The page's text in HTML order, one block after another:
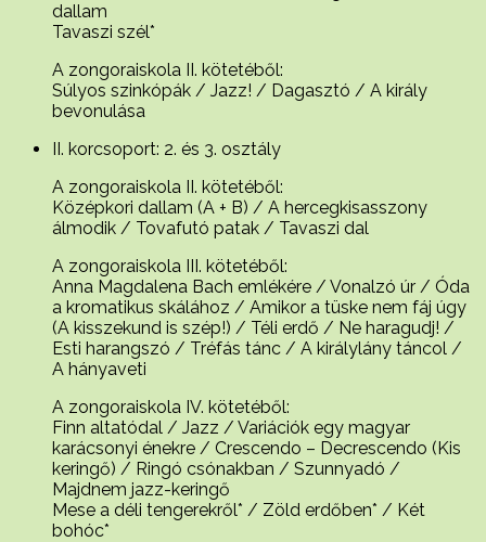
dallam
Tavaszi szél*
A zongoraiskola II. kötetéből:
Súlyos szinkópák / Jazz! / Dagasztó / A király
bevonulása
II. korcsoport: 2. és 3. osztály
A zongoraiskola II. kötetéből:
Középkori dallam (A + B) / A hercegkisasszony
álmodik / Tovafutó patak / Tavaszi dal
A zongoraiskola III. kötetéből:
Anna Magdalena Bach emlékére / Vonalzó úr / Óda
a kromatikus skálához / Amikor a tüske nem fáj úgy
(A kisszekund is szép!) / Téli erdő / Ne haragudj! /
Esti harangszó / Tréfás tánc / A királylány táncol /
A hányaveti
A zongoraiskola IV. kötetéből:
Finn altatódal / Jazz / Variációk egy magyar
karácsonyi énekre / Crescendo – Decrescendo (Kis
keringő) / Ringó csónakban / Szunnyadó /
Majdnem jazz-keringő
Mese a déli tengerekről* / Zöld erdőben* / Két
bohóc*